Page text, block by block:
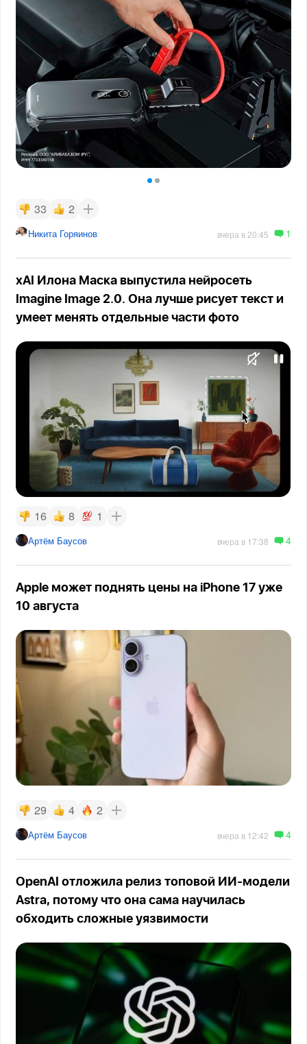
33 2
Никита Горяинов вчера в 20:45 1
xAI Илона Маска выпустила нейросеть
Imagine Image 2.0. Она лучше рисует текст и
умеет менять отдельные части фото
16 8 1
Артём Баусов вчера в 17:38 4
Apple может поднять цены на iPhone 17 уже
10 августа
29 4 2
Артём Баусов вчера в 12:42 4
OpenAI отложила релиз топовой ИИ-модели
Astra, потому что она сама научилась
обходить сложные уязвимости